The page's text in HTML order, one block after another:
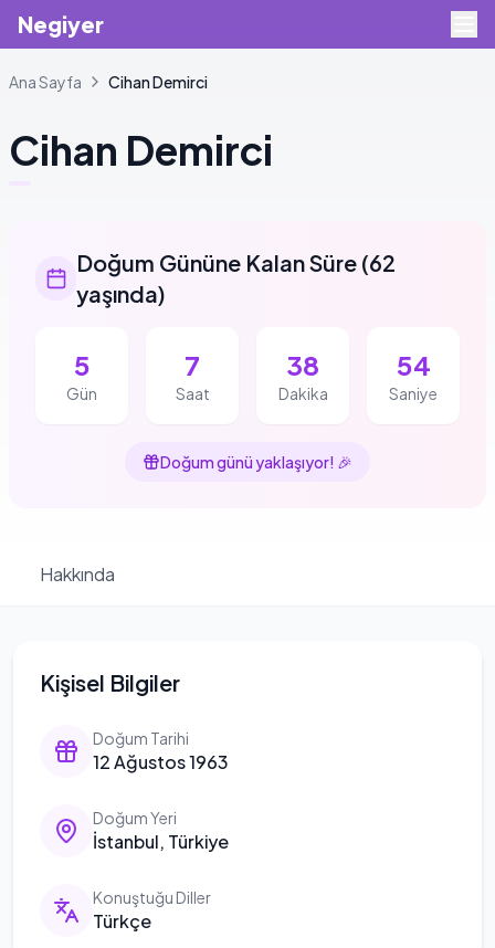
Negiyer
Ana Sayfa CihanDemirci
Cihan Demirci
Doğum Gününe Kalan Süre (62
yaşında)
5
Gün
7
Saat
38
Dakika
54
Saniye
Doğum günü yaklaşıyor! 🎉
Hakkında
Kişisel Bilgiler
Doğum Tarihi
12 Ağustos 1963
Doğum Yeri
İstanbul, Türkiye
Konuştuğu Diller
Türkçe